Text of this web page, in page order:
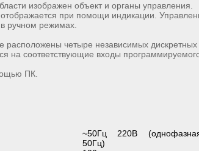
изображен объект и органы управления.
при помощи индикации.
ручном режимах.
расположены четыре независимых
на соответствующие входы
ПК.
~50Гц 220В
50Гц)